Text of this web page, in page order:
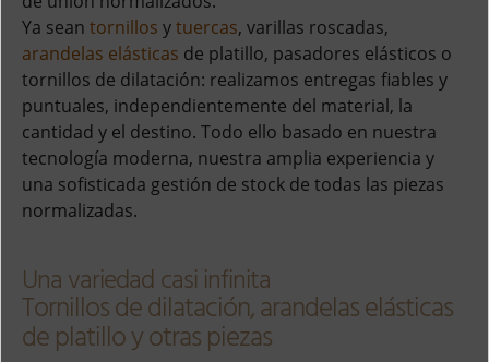
Ya sean tornillos ytuercas, varillas roscadas,
arandelas elásticas de platillo, pasadores elásticos o
tornillos de dilatación: realizamos entregas fiables y
puntuales, independientemente del material, la
cantidad y el destino. Todo ello basado en nuestra
tecnología moderna, nuestra amplia experiencia y
una sofisticada gestión de stock de todas las piezas
normalizadas.
Una variedad casi infinita
Tornillos de dilatación, arandelas elásticas
de platillo y otras piezas